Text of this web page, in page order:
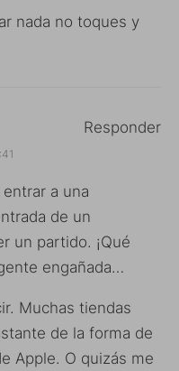
nada no toques y
a una
de un
un partido. ¡Qué
engañada…
Muchas tiendas
de la forma de
Apple. O quizás me
Responder